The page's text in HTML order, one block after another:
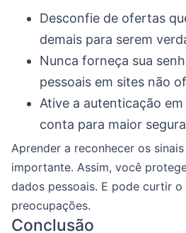
Desconfie de ofertas
demais para serem
Nunca forneça sua
pessoais em sites não
Ative a autenticação
conta para maior
Aprender a reconhecer os
importante. Assim, você
dados pessoais. E pode curtir o
preocupações.
Conclusão